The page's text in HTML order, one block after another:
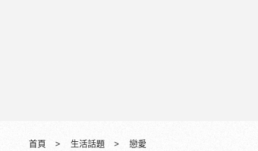
首頁 生活話題 戀愛